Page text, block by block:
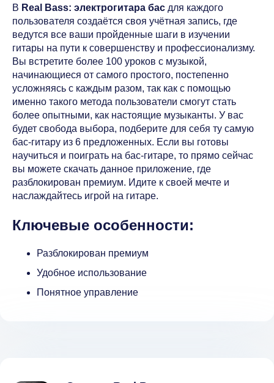
В Real Bass: электрогитара бас для каждого
пользователя создаётся своя учётная запись, где
ведутся все ваши пройденные шаги в изучении
гитары на пути к совершенству и профессионализму.
Вы встретите более 100 уроков с музыкой,
начинающиеся от самого простого, постепенно
усложняясь с каждым разом, так как с помощью
именно такого метода пользователи смогут стать
более опытными, как настоящие музыканты. У вас
будет свобода выбора, подберите для себя ту самую
бас-гитару из 6 предложенных. Если вы готовы
научиться и поиграть на бас-гитаре, то прямо сейчас
вы можете скачать данное приложение, где
разблокирован премиум. Идите к своей мечте и
наслаждайтесь игрой на гитаре.
Ключевые особенности:
Разблокирован премиум
Удобное использование
Понятное управление